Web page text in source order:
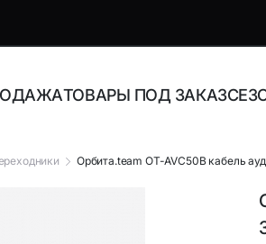
ТОВАРЫ ПОД ЗАКАЗ
Орбита.team OT-AVC50B кабель